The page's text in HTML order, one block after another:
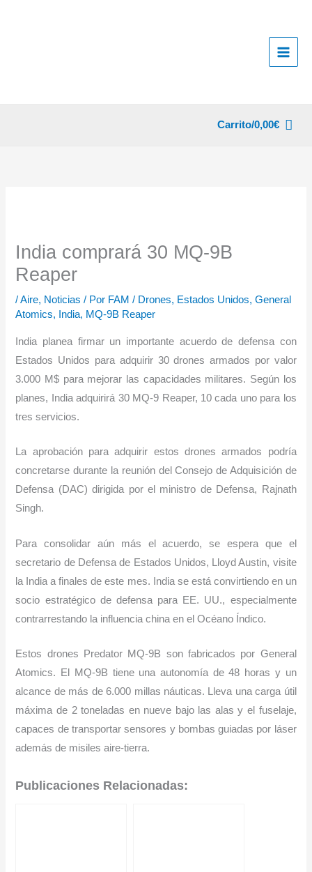
Carrito/0,00€
India comprará 30 MQ-9B
Reaper
/Aire, Noticias / Por FAM/ Drones, Estados Unidos,General
Atomics, India, MQ-9B Reaper
India planea firmar un importante acuerdo de defensa con
Estados Unidos para adquirir 30 drones armados por valor
3.000 M$ para mejorar las capacidades militares. Según los
planes, India adquirirá 30 MQ-9 Reaper, 10 cada uno para los
tres servicios.
La aprobación para adquirir estos drones armados podría
concretarse durante la reunión del Consejo de Adquisición de
Defensa (DAC) dirigida por el ministro de Defensa, Rajnath
Singh.
Para consolidar aún más el acuerdo, se espera que el
secretario de Defensa de Estados Unidos, Lloyd Austin, visite
la India a finales de este mes. India se está convirtiendo en un
socio estratégico de defensa para EE. UU., especialmente
contrarrestando la influencia china en el Océano Índico.
Estos drones Predator MQ-9B son fabricados por General
Atomics. El MQ-9B tiene una autonomía de 48 horas y un
alcance de más de 6.000 millas náuticas. Lleva una carga útil
máxima de 2 toneladas en nueve bajo las alas y el fuselaje,
capaces de transportar sensores y bombas guiadas por láser
además de misiles aire-tierra.
Publicaciones Relacionadas: